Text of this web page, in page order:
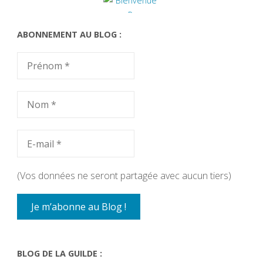
ABONNEMENT AU BLOG :
(Vos données ne seront partagée avec aucun tiers)
BLOG DE LA GUILDE :